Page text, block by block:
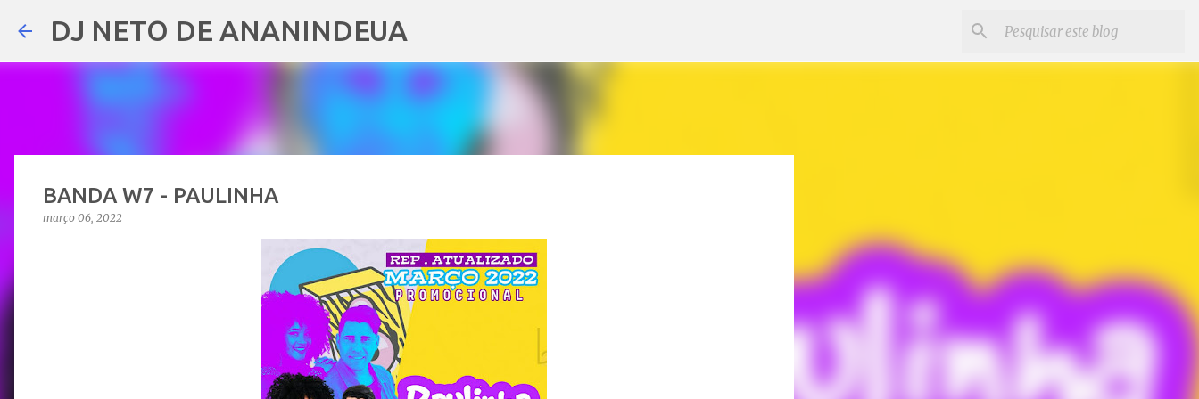
DJ NETO DE ANANINDEUA
BANDA W7 - PAULINHA
março 06, 2022